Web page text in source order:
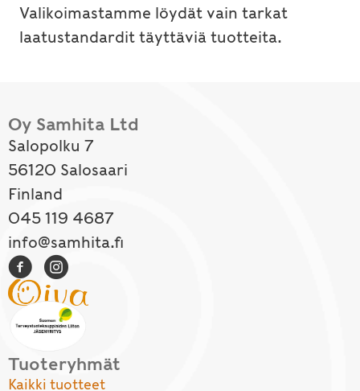
Valikoimastamme löydät vain tarkat
laatustandardit täyttäviä tuotteita.
Oy Samhita Ltd
Salopolku 7
56120 Salosaari
Finland
045 119 4687
info@samhita.fi
Tuoteryhmät
Kaikki tuotteet